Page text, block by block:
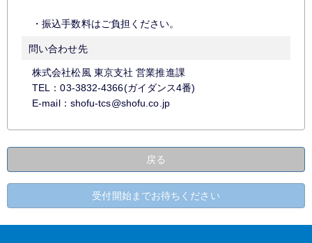
・振込手数料はご負担ください。
問い合わせ先
株式会社松風 東京支社 営業推進課
TEL：03-3832-4366(ガイダンス4番)
E-mail：shofu-tcs@shofu.co.jp
戻る
受付開始までお待ちください